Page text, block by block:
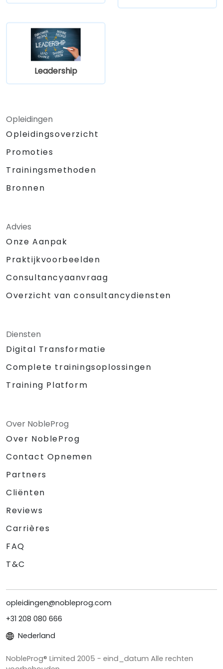
Leadership
Opleidingen
Opleidingsoverzicht
Promoties
Trainingsmethoden
Bronnen
Advies
Onze Aanpak
Praktijkvoorbeelden
Consultancyaanvraag
Overzicht van consultancydiensten
Diensten
Digital Transformatie
Complete trainingsoplossingen
Training Platform
Over NobleProg
Over NobleProg
Contact Opnemen
Partners
Cliënten
Reviews
Carrières
FAQ
T&C
opleidingen@nobleprog.com
+31 208 080 666
Nederland
NobleProg® Limited 2005 - eind_datum Alle rechten